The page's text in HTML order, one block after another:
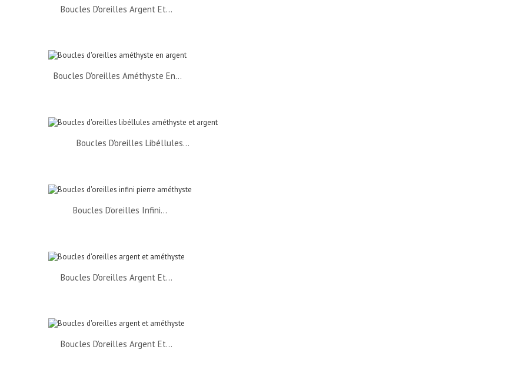
Boucles D'oreilles Argent Et...
Boucles D'oreilles Améthyste En...
Boucles D'oreilles Libéllules...
Boucles D'oreilles Infini...
Boucles D'oreilles Argent Et...
Boucles D'oreilles Argent Et...